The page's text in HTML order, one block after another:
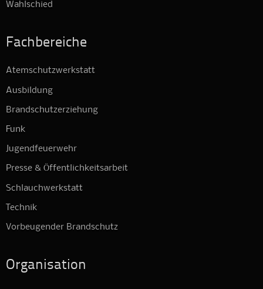
Wahlschied
Fachbereiche
Atemschutzwerkstatt
Ausbildung
Brandschutzerziehung
Funk
Jugendfeuerwehr
Presse & Öffentlichkeitsarbeit
Schlauchwerkstatt
Technik
Vorbeugender Brandschutz
Organisation